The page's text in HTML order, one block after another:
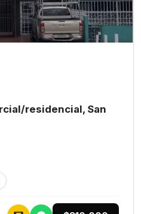
residencial, San